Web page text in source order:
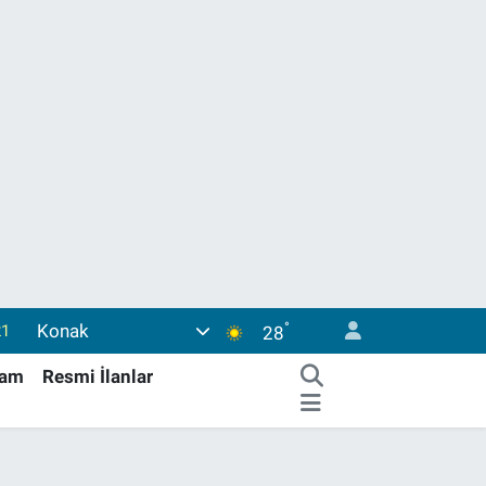
Konak 28°
Resmi İlanlar